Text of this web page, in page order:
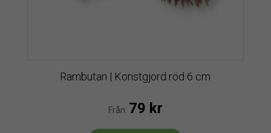
Rambutan | Konstgjord röd 6 cm
Från: 79 kr